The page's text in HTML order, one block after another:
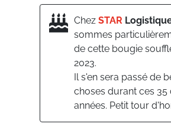
ChezSTAR
sommes
de cette bougie
2023.
Il s'en sera passé de
choses durant ces 35
années. Petit tour